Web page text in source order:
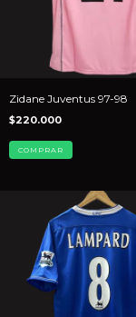
Zidane Juventus 97-98
$220.000
COMPRAR